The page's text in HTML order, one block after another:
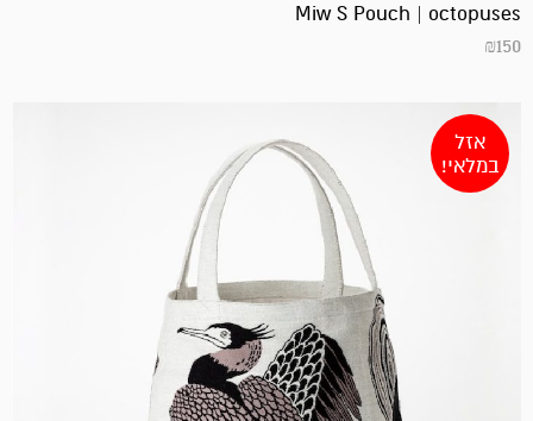
Miw S Pouch | octopuses
₪150
אזל
במלאי!